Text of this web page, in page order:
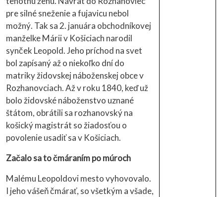
pre silné sneženie a fujavicu nebol
možný. Tak sa 2. januára obchodníkovej
manželke Márii v Košiciach narodil
synček Leopold. Jeho príchod na svet
bol zapísaný až o niekoľko dní do
matriky židovskej náboženskej obce v
Rozhanovciach. Až v roku 1840, keď už
bolo židovské náboženstvo uznané
štátom, obrátili sa rozhanovský na
košický magistrát so žiadosťou o
povolenie usadiť sa v Košiciach.
Začalo sa to čmáraním po múroch
Malému Leopoldovi mesto vyhovovalo.
I jeho vášeň čmárať, so všetkým a všade,